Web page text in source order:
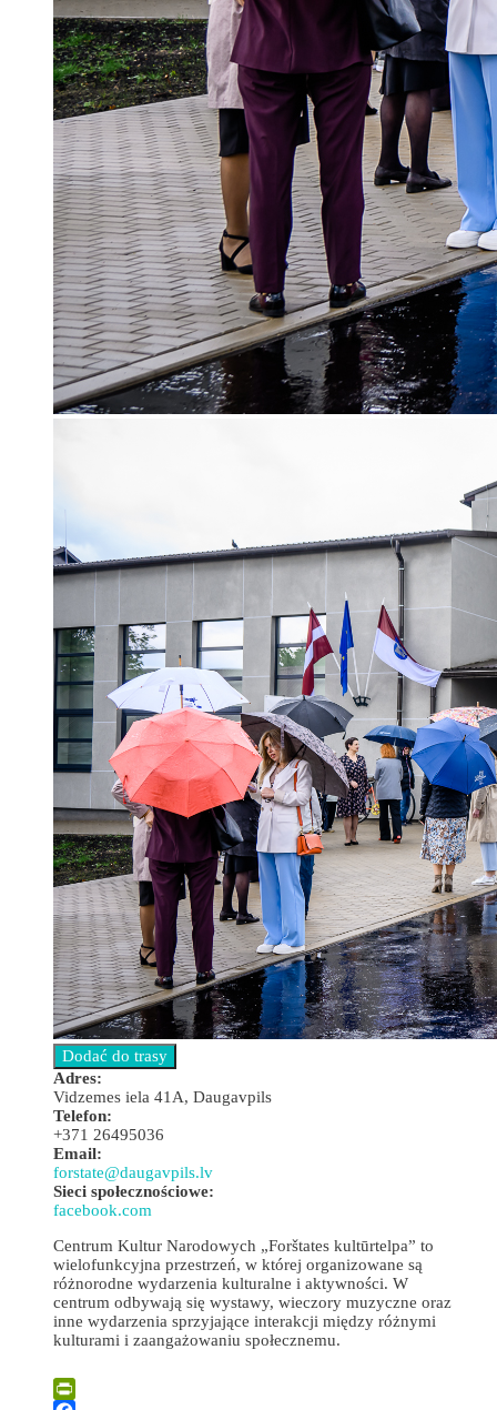
Adres:
Vidzemes iela 41A, Daugavpils
Telefon:
+371 26495036
Email:
forstate@daugavpils.lv
Sieci społecznościowe:
facebook.com
Centrum Kultur Narodowych „Forštates kultūrtelpa” to
wielofunkcyjna przestrzeń, w której organizowane są
różnorodne wydarzenia kulturalne i aktywności. W
centrum odbywają się wystawy, wieczory muzyczne oraz
inne wydarzenia sprzyjające interakcji między różnymi
kulturami i zaangażowaniu społecznemu.